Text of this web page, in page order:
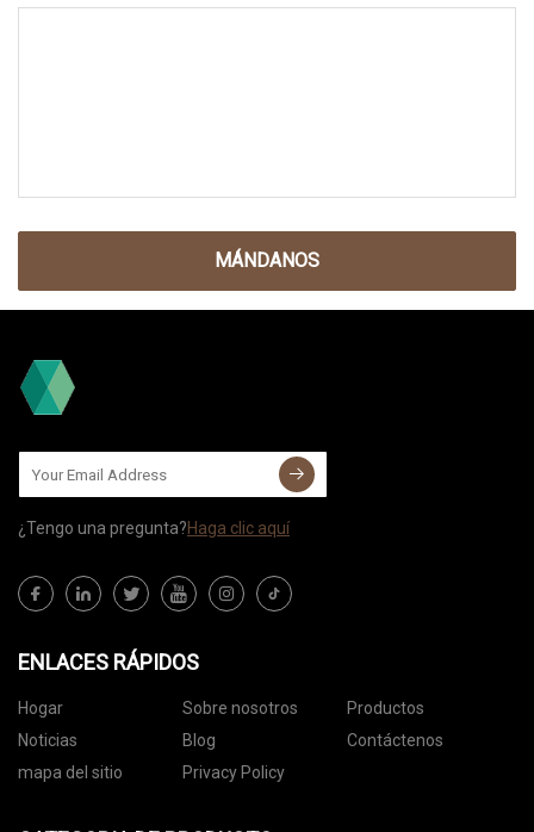
MÁNDANOS
¿Tengo una pregunta?Haga clic aquí
ENLACES RÁPIDOS
Hogar Sobre nosotros
Productos
Noticias
Blog
Contáctenos
mapa del sitio
Privacy Policy